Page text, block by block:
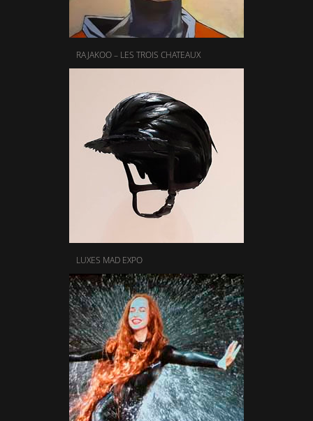
RAJAKOO – LES TROIS CHATEAUX
LUXES MAD EXPO